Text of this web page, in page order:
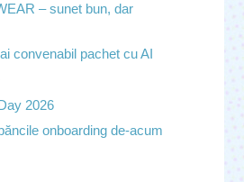
– sunet bun, dar
convenabil pachet cu AI
2026
onboarding de-acum